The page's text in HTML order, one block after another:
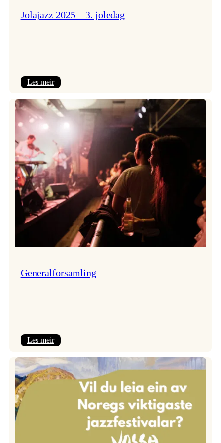
Jolajazz 2025 – 3. joledag
Les meir:
2025
–
joledag
Generalforsamling
Les meir: